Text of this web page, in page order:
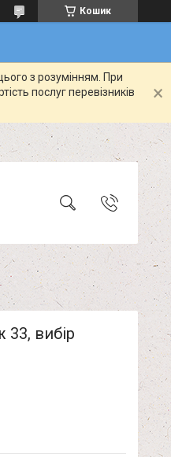
Кошик
з розумінням. При
послуг перевізників
вибір